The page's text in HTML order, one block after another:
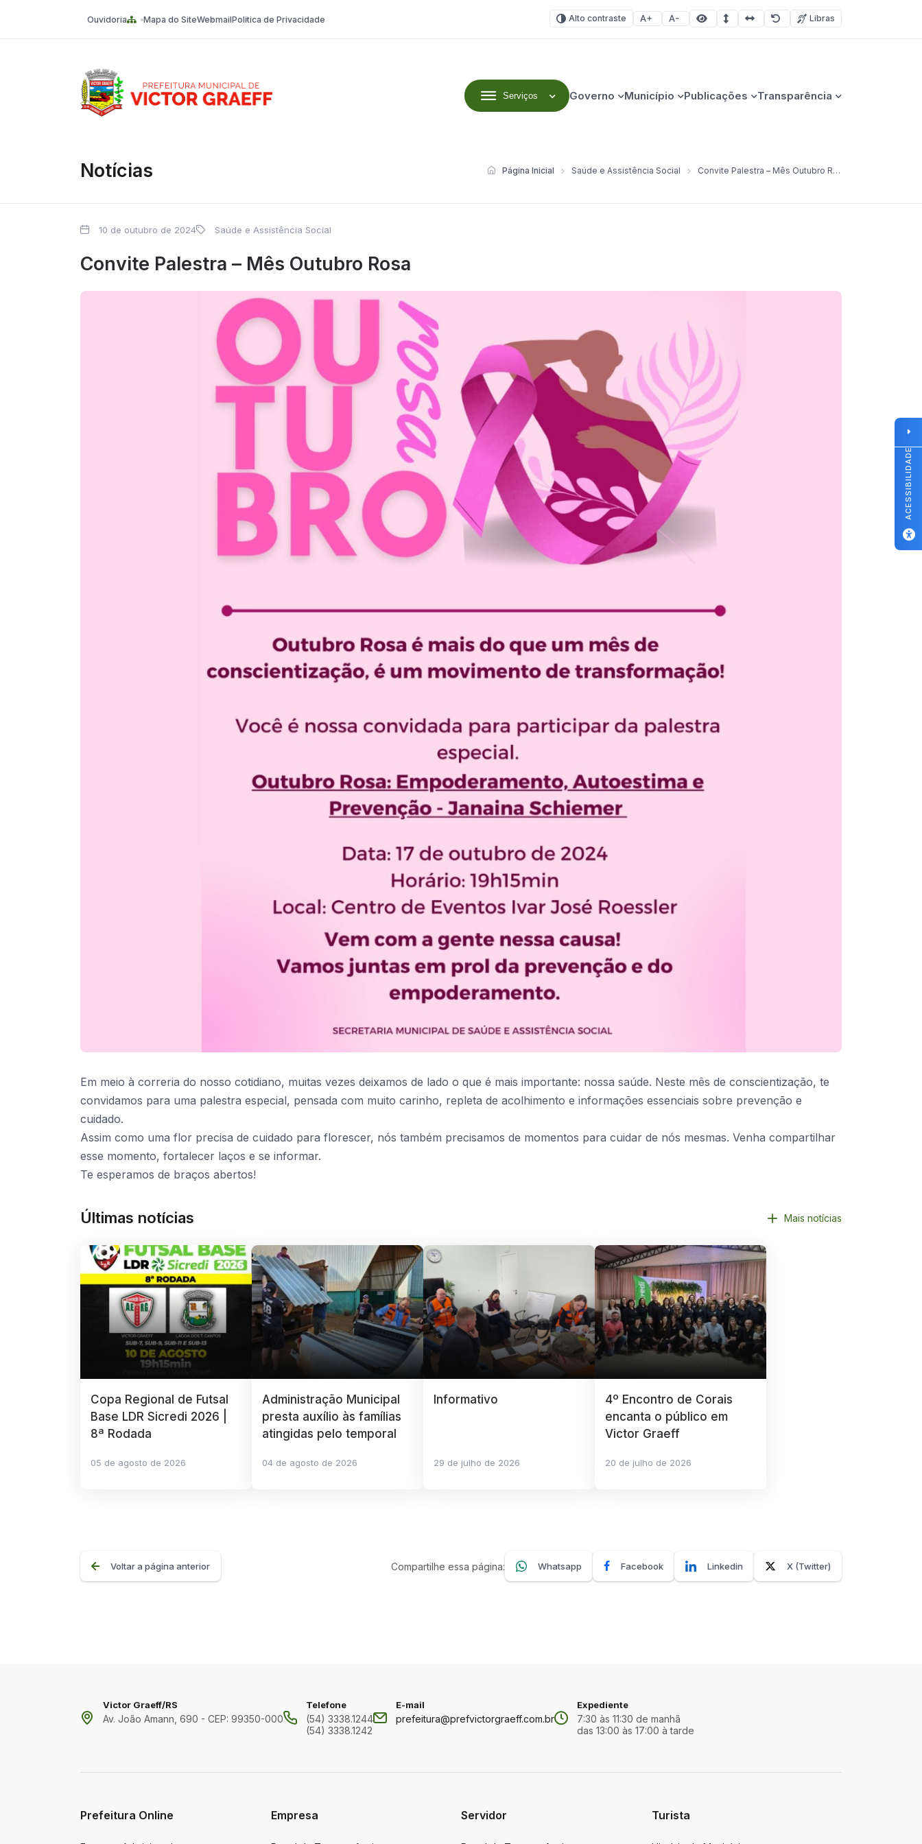
Ouvidoria Mapa do SiteWebmailPolitica de Privacidade Alto contraste Aumentar fonte
Diminuir fonteÁrea selecionada
Espaçamento de linha
Espaço dos caracteres
RedefinirLibras
Serviços Governo Município Publicações Transparência
Notícias Página Inicial Saúde e Assistência Social Convite Palestra – Mês Outubro Rosa
10 de outubro de 2024 Saúde e Assistência Social
Convite Palestra – Mês Outubro Rosa
Em meio à correria do nosso cotidiano, muitas vezes deixamos de lado o que é mais importante: nossa saúde. Neste mês de conscientização, te
convidamos para uma palestra especial, pensada com muito carinho, repleta de acolhimento e informações essenciais sobre prevenção e
cuidado.
Assim como uma flor precisa de cuidado para florescer, nós também precisamos de momentos para cuidar de nós mesmas. Venha compartilhar
esse momento, fortalecer laços e se informar.
Te esperamos de braços abertos!
Últimas notícias Mais notícias
Copa Regional de Futsal
Base LDR Sicredi 2026 |
8ª Rodada
05 de agosto de 2026
Administração Municipal
presta auxílio às famílias
atingidas pelo temporal
04 de agosto de 2026
Informativo
29 de julho de 2026
4º Encontro de Corais
encanta o público em
Victor Graeff
20 de julho de 2026
Voltar a página anterior Compartilhe essa página: Whatsapp Facebook Linkedin X (Twitter)
Victor Graeff/RS
Av. João Amann, 690 - CEP: 99350-000
Telefone
(54) 3338.1244
(54) 3338.1242
E-mail
prefeitura@prefvictorgraeff.com.br
Expediente
7:30 às 11:30 de manhã
das 13:00 às 17:00 à tarde
Prefeitura Online Empresa Servidor Turista
ACESSIBILIDADE